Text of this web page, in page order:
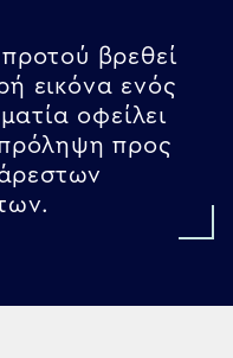
βρεθεί
εικόνα ενός
οφείλει
προς